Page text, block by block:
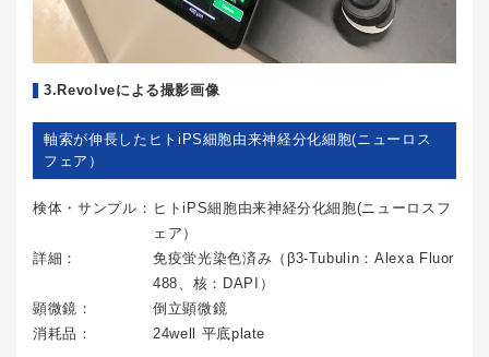
3.Revolveによる撮影画像
軸索が伸長したヒトiPS細胞由来神経分化細胞(ニューロス
フェア）
検体・サンプル： ヒトiPS細胞由来神経分化細胞(ニューロスフ
ェア）
詳細：
免疫蛍光染色済み（β3-Tubulin：Alexa Fluor
488、核：DAPI）
顕微鏡：
倒立顕微鏡
消耗品：
24well 平底plate